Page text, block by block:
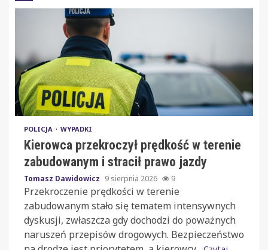
POLICJA WYPADKI
Kierowca przekroczył prędkość w terenie
zabudowanym i stracił prawo jazdy
Tomasz Dawidowicz 9 sierpnia 2026 9
Przekroczenie prędkości w terenie
zabudowanym stało się tematem intensywnych
dyskusji, zwłaszcza gdy dochodzi do poważnych
naruszeń przepisów drogowych. Bezpieczeństwo